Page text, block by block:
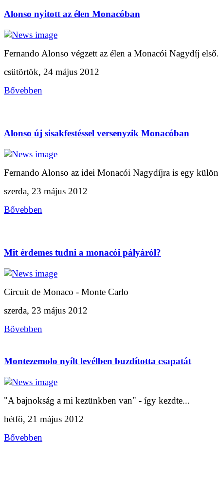
Alonso nyitott az élen Monacóban
Fernando Alonso végzett az élen a Monacói Nagydíj
csütörtök, 24 május 2012
Bővebben
Alonso új sisakfestéssel versenyzik Monacóban
Fernando Alonso az idei Monacói Nagydíjra is egy
szerda, 23 május 2012
Bővebben
Mit érdemes tudni a monacói pályáról?
Circuit de Monaco - Monte Carlo
szerda, 23 május 2012
Bővebben
Montezemolo nyílt levélben buzdította csapatát
"A bajnokság a mi kezünkben van" - így kezdte...
hétfő, 21 május 2012
Bővebben